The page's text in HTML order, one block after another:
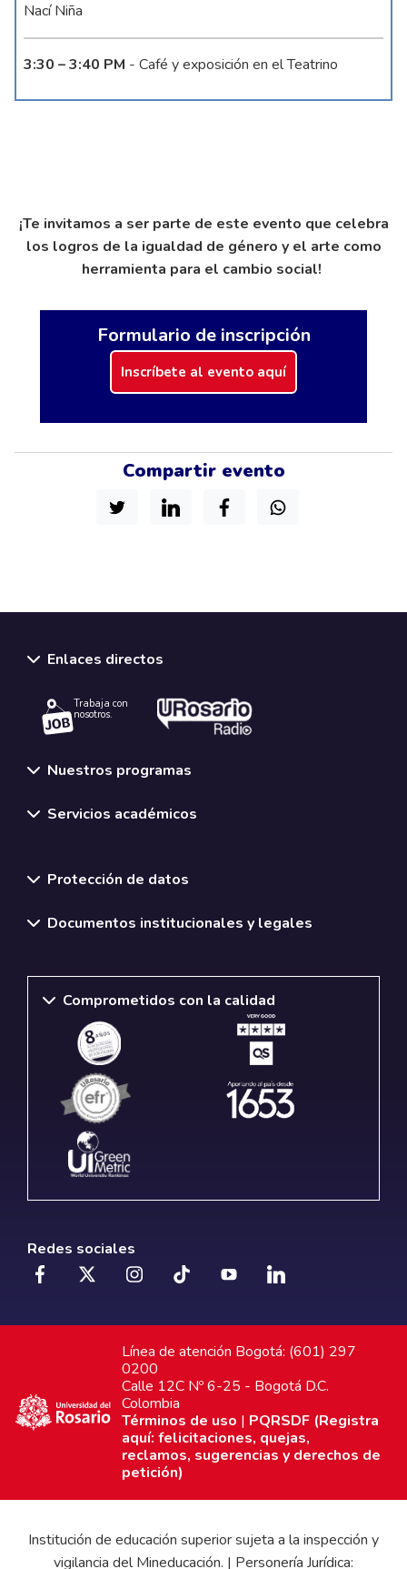
Formulario de inscripción
Inscríbete al evento aquí
Compartir evento
Nací Niña
3:30 – 3:40 PM - Café y exposición en el Teatrino
¡Te invitamos a ser parte de este evento que celebra
los logros de la igualdad de género y el arte como
herramienta para el cambio social!
Enlaces directos
Trabaja con
nosotros.
Nuestros programas
Servicios académicos
Protección de datos
Documentos institucionales y legales
Comprometidos con la calidad
Redes sociales
Línea de atención Bogotá: (601) 297
0200
Calle 12C Nº 6-25 - Bogotá D.C.
Colombia
Términos de uso | PQRSDF (Registra
aquí: felicitaciones, quejas,
reclamos, sugerencias y derechos de
petición)
Institución de educación superior sujeta a la inspección y
vigilancia del Mineducación. | Personería Jurídica: